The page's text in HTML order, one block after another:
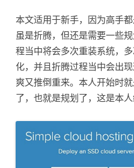
本文适用于新手，因为高手都
虽是折腾，但还是需要一些
程当中将会多次重装系统，
化，并且折腾过程当中会出
爽又推倒重来。本人开始时
了，也就是规划了，这是本人